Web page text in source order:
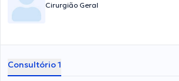
Cirurgião Geral
Consultório 1